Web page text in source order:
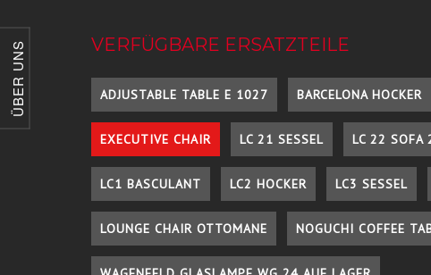
ÜBER UNS VERFÜGBARE ERSATZTEILE
ADJUSTABLE TABLE E 1027 BARCELONA HOCKER
EXECUTIVE CHAIR LC 21 SESSEL LC 22 SOFA
LC1 BASCULANT LC2 HOCKER LC3 SESSEL
LOUNGE CHAIR OTTOMANE NOGUCHI COFFEE